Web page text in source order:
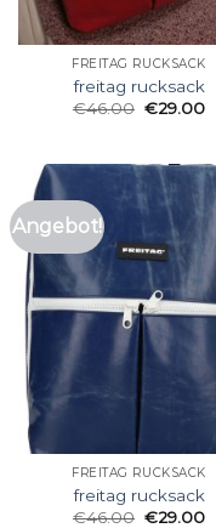
FREITAG RUCKSACK
freitag rucksack
€46.00 €29.00
Angebot!
FREITAG RUCKSACK
freitag rucksack
€46.00 €29.00